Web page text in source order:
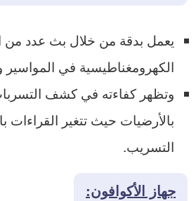
يعمل بدقة من خلال بث عدد من
الكهرومغناطيسية في
وتظهر كفاءته في كشف
بالأرضيات حيث تتغير
التسريب.
جهاز الأكوافون: